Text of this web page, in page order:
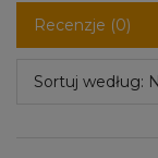
Recenzje (0)
Sortuj według: